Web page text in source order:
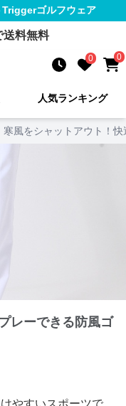
Triggerゴルフウェア
送料無料
0 0
人気ランキング
寒風をシャットアウト！
レーできる防風ゴ